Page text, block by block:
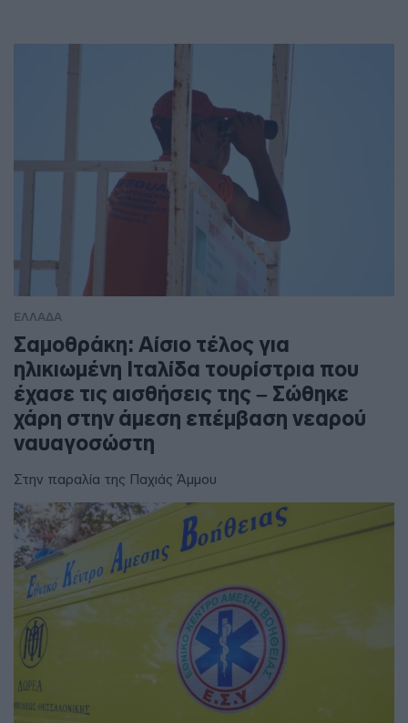
ΕΛΛΑΔΑ
Σαμοθράκη: Αίσιο τέλος για
ηλικιωμένη Ιταλίδα τουρίστρια που
έχασε τις αισθήσεις της – Σώθηκε
χάρη στην άμεση επέμβαση νεαρού
ναυαγοσώστη
Στην παραλία της Παχιάς Άμμου